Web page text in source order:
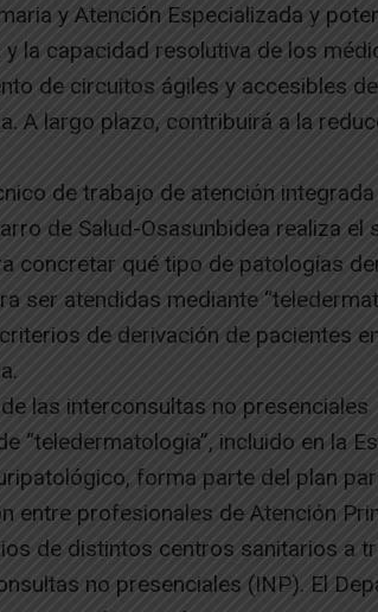
y Atención Especializada y
la capacidad resolutiva de los
de circuitos ágiles y accesibles
A largo plazo, contribuirá a la
de trabajo de atención
de Salud-Osasunbidea realiza
concretar qué tipo de patologías
ser atendidas mediante
de derivación de pacientes
las interconsultas no presenciales
“teledermatología”, incluido en la
forma parte del plan
entre profesionales de Atención
de distintos centros sanitarios a
no presenciales (INP). El